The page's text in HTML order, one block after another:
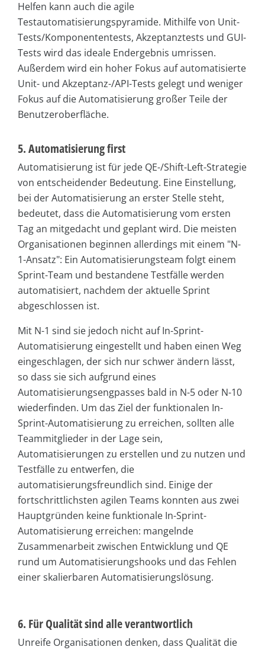
Helfen kann auch die agile
Testautomatisierungspyramide. Mithilfe von Unit-
Tests/Komponententests, Akzeptanztests und GUI-
Tests wird das ideale Endergebnis umrissen.
Außerdem wird ein hoher Fokus auf automatisierte
Unit- und Akzeptanz-/API-Tests gelegt und weniger
Fokus auf die Automatisierung großer Teile der
Benutzeroberfläche.
5. Automatisierung first
Automatisierung ist für jede QE-/Shift-Left-Strategie
von entscheidender Bedeutung. Eine Einstellung,
bei der Automatisierung an erster Stelle steht,
bedeutet, dass die Automatisierung vom ersten
Tag an mitgedacht und geplant wird. Die meisten
Organisationen beginnen allerdings mit einem "N-
1-Ansatz": Ein Automatisierungsteam folgt einem
Sprint-Team und bestandene Testfälle werden
automatisiert, nachdem der aktuelle Sprint
abgeschlossen ist.
Mit N-1 sind sie jedoch nicht auf In-Sprint-
Automatisierung eingestellt und haben einen Weg
eingeschlagen, der sich nur schwer ändern lässt,
so dass sie sich aufgrund eines
Automatisierungsengpasses bald in N-5 oder N-10
wiederfinden. Um das Ziel der funktionalen In-
Sprint-Automatisierung zu erreichen, sollten alle
Teammitglieder in der Lage sein,
Automatisierungen zu erstellen und zu nutzen und
Testfälle zu entwerfen, die
automatisierungsfreundlich sind. Einige der
fortschrittlichsten agilen Teams konnten aus zwei
Hauptgründen keine funktionale In-Sprint-
Automatisierung erreichen: mangelnde
Zusammenarbeit zwischen Entwicklung und QE
rund um Automatisierungshooks und das Fehlen
einer skalierbaren Automatisierungslösung.
6. Für Qualität sind alle verantwortlich
Unreife Organisationen denken, dass Qualität die